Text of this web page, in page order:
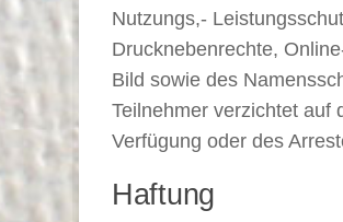
Nutzungs,-
Drucknebenrechte,
Bild sowie des
Teilnehmer verzichtet auf
Verfügung oder des
Haftung